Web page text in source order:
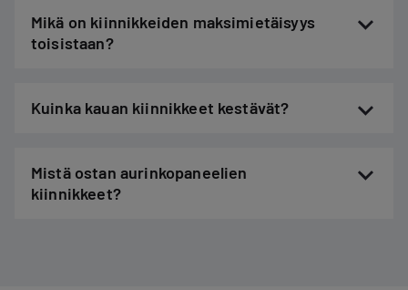
Mikä on kiinnikkeiden maksimietäisyys
toisistaan?
Kuinka kauan kiinnikkeet kestävät?
Mistä ostan aurinkopaneelien
kiinnikkeet?